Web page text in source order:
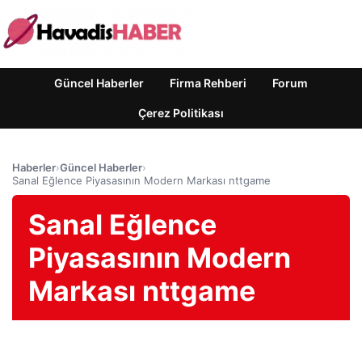
Güncel Haberler Firma Rehberi Forum
Çerez Politikası
Haberler›Güncel Haberler›
Sanal Eğlence Piyasasının Modern Markası nttgame
Sanal Eğlence
Piyasasının Modern
Markası nttgame